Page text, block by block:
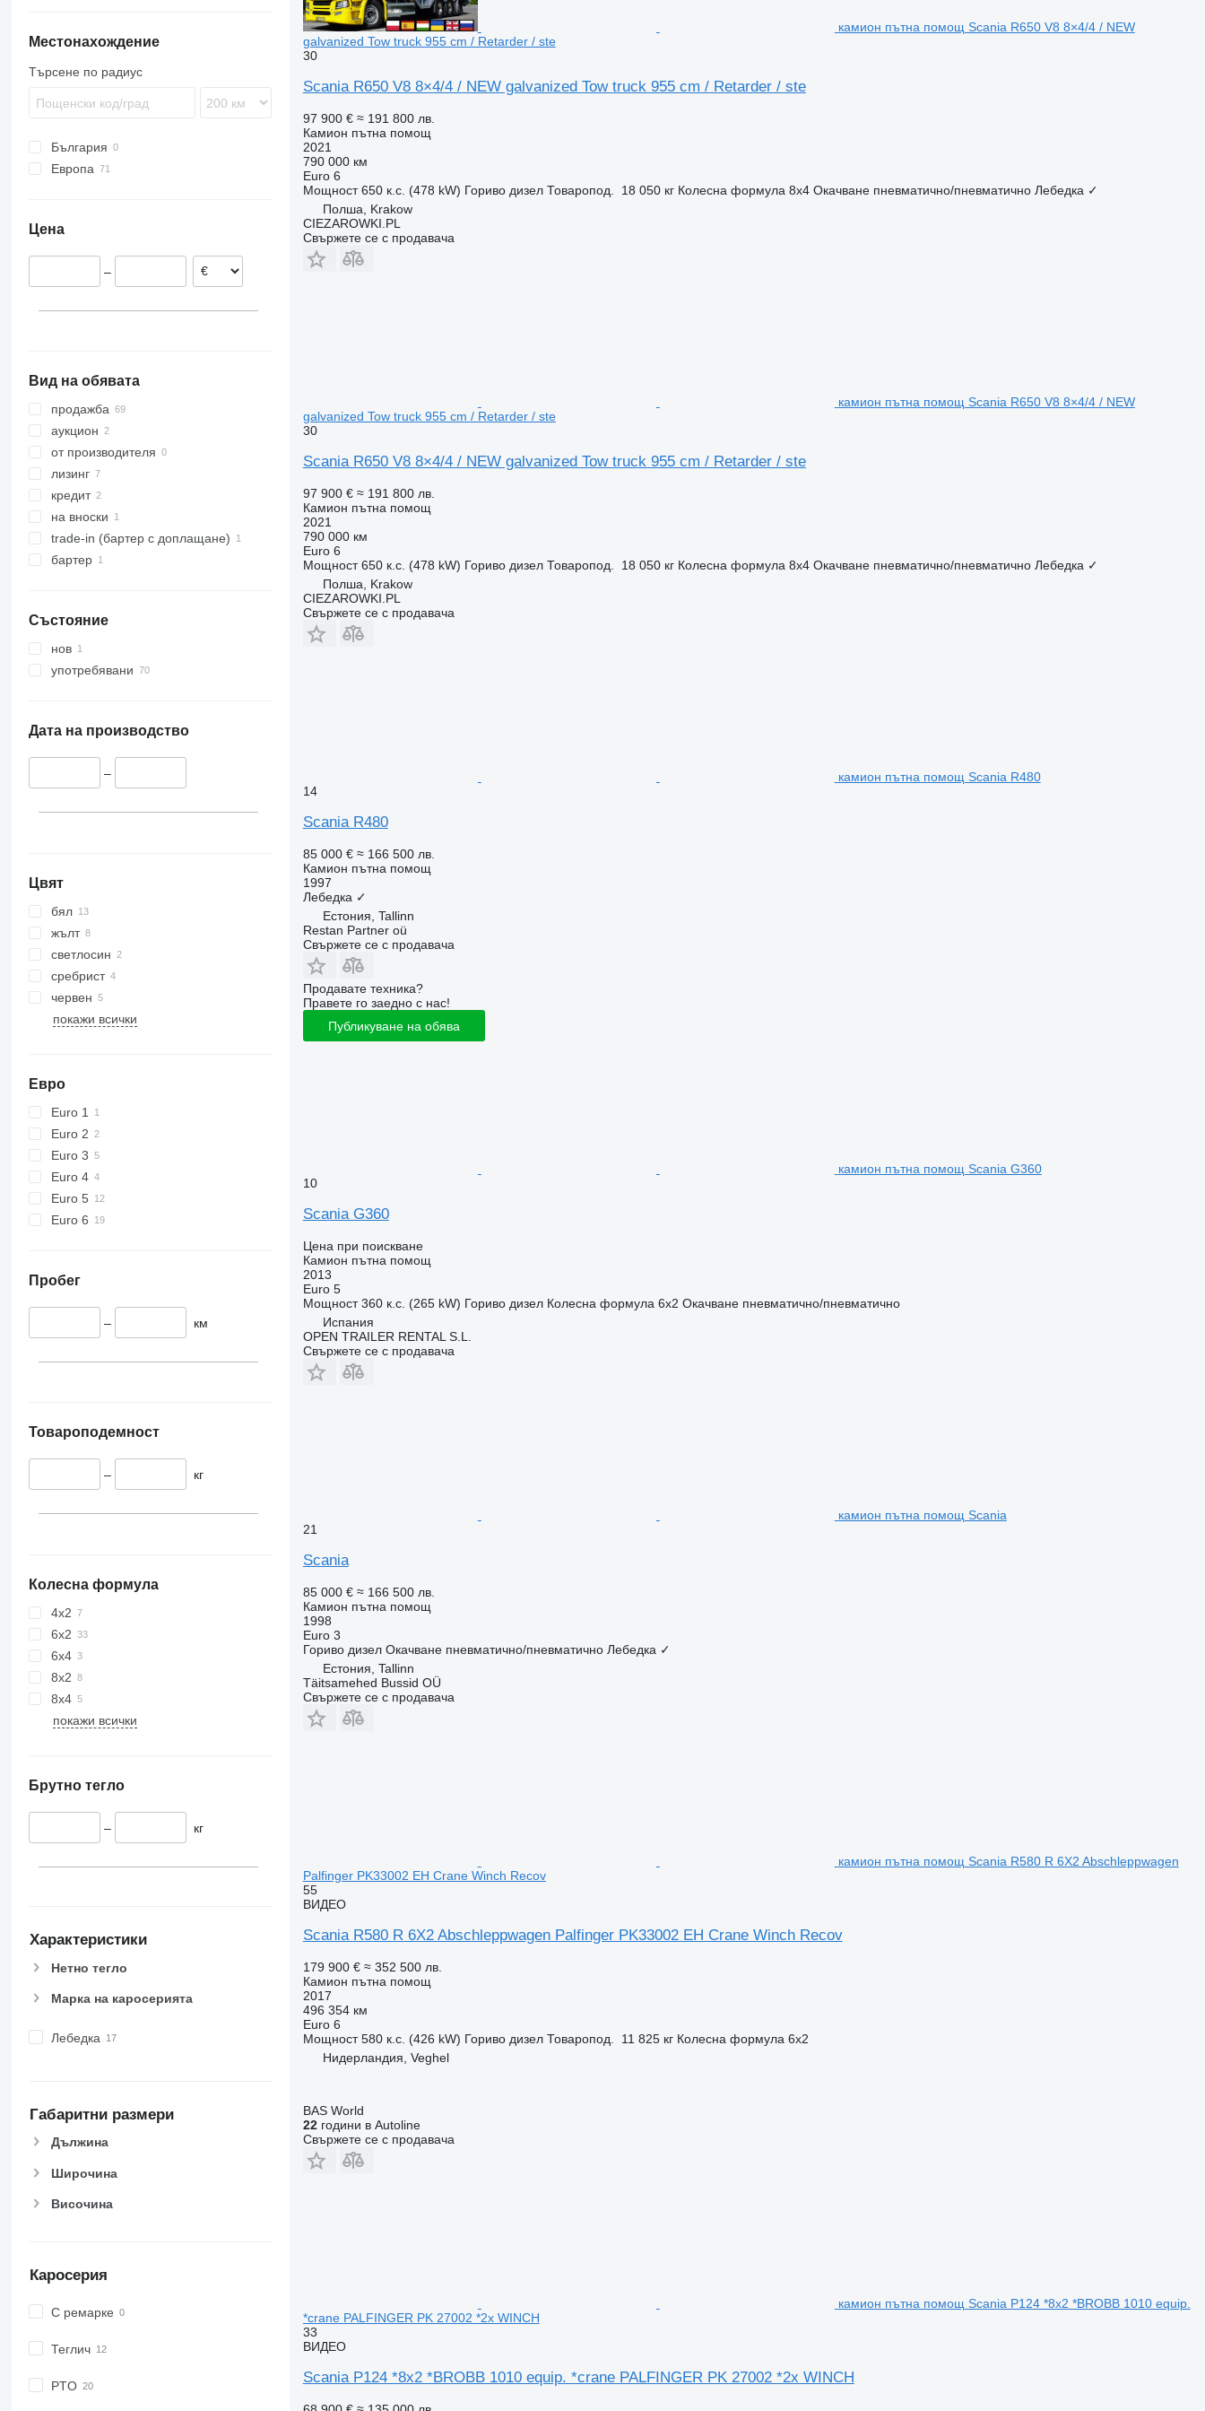
P310
P360
P380
P400
P420
R440
R480
R490
R500
R560
R580
Местонахождение
Търсене по радиус
България
Европа
Румъния
Финландия
Цена
–
Вид на обявата
продажба
аукцион
от производителя
лизинг
кредит
на вноски
trade-in (бартер с доплащане)
бартер
Състояние
нов
употребявани
Дата на производство
–
Цвят
бял
жълт
светлосин
сребрист
червен
покажи всички
Евро
Euro 1
Euro 2
Euro 3
Euro 4
Euro 5
Euro 6
Пробег
– км
Товароподемност
– кг
Колесна формула
4x2
6x2
6x4
8x2
8x4
покажи всички
Брутно тегло
– кг
Характеристики
Нетно тегло
Марка на каросерията
Лебедка
Габаритни размери
Дължина
Широчина
Височина
Каросерия
С ремарке
Теглич
PTO
камион пътна помощ Scania R650 V8 8×4/4 / NEW
galvanized Tow truck 955 cm / Retarder / ste
30
Scania R650 V8 8×4/4 / NEW galvanized Tow truck 955 cm / Retarder / ste
97 900 € ≈ 191 800 лв.
Камион пътна помощ
2021
790 000 км
Euro 6
Мощност 650 к.с. (478 kW) Гориво дизел Товаропод. 18 050 кг Колесна формула 8x4 Окачване пневматично/пневматично Лебедка ✓
Полша, Krakow
CIEZAROWKI.PL
Свържете се с продавача
камион пътна помощ Scania R650 V8 8×4/4 / NEW
galvanized Tow truck 955 cm / Retarder / ste
30
Scania R650 V8 8×4/4 / NEW galvanized Tow truck 955 cm / Retarder / ste
97 900 € ≈ 191 800 лв.
Камион пътна помощ
2021
790 000 км
Euro 6
Мощност 650 к.с. (478 kW) Гориво дизел Товаропод. 18 050 кг Колесна формула 8x4 Окачване пневматично/пневматично Лебедка ✓
Полша, Krakow
CIEZAROWKI.PL
Свържете се с продавача
камион пътна помощ Scania R480
14
Scania R480
85 000 € ≈ 166 500 лв.
Камион пътна помощ
1997
Лебедка ✓
Естония, Tallinn
Restan Partner oü
Свържете се с продавача
Продавате техника?
Правете го заедно с нас!
Публикуване на обява
камион пътна помощ Scania G360
10
Scania G360
Цена при поискване
Камион пътна помощ
2013
Euro 5
Мощност 360 к.с. (265 kW) Гориво дизел Колесна формула 6x2 Окачване пневматично/пневматично
Испания
OPEN TRAILER RENTAL S.L.
Свържете се с продавача
камион пътна помощ Scania
21
Scania
85 000 € ≈ 166 500 лв.
Камион пътна помощ
1998
Euro 3
Гориво дизел Окачване пневматично/пневматично Лебедка ✓
Естония, Tallinn
Täitsamehed Bussid OÜ
Свържете се с продавача
камион пътна помощ Scania R580 R 6X2 Abschleppwagen
Palfinger PK33002 EH Crane Winch Recov
55
ВИДЕО
Scania R580 R 6X2 Abschleppwagen Palfinger PK33002 EH Crane Winch Recov
179 900 € ≈ 352 500 лв.
Камион пътна помощ
2017
496 354 км
Euro 6
Мощност 580 к.с. (426 kW) Гориво дизел Товаропод. 11 825 кг Колесна формула 6x2
Нидерландия, Veghel
BAS World
22години в Autoline
Свържете се с продавача
камион пътна помощ Scania P124 *8x2 *BROBB 1010 equip.
*crane PALFINGER PK 27002 *2x WINCH
33
ВИДЕО
Scania P124 *8x2 *BROBB 1010 equip. *crane PALFINGER PK 27002 *2x WINCH